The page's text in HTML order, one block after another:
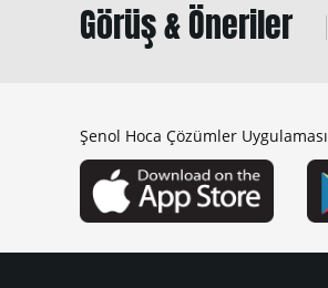
Görüş & Öneriler
Şenol Hoca Çözümler Uygulaması